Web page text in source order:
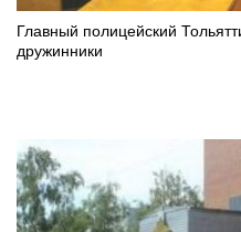
Главный полицейский
дружинники